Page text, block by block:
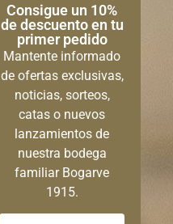
Consigue un 10%
de descuento en tu
primer pedido
Mantente informado
de ofertas exclusivas,
noticias, sorteos,
catas o nuevos
lanzamientos de
nuestra bodega
familiar Bogarve
1915.